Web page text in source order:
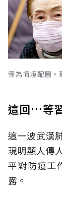
僅為情境配圖
這回…等
這一波武漢
現明顯人傳
平對防疫工
露。